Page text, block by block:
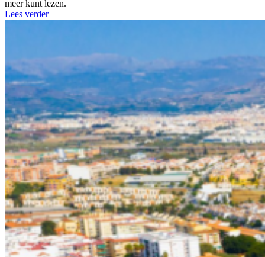
meer kunt lezen.
Lees verder